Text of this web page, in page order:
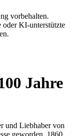
vorbehalten.
oder KI-unterstützte
Jahre
und Liebhaber von
geworden. 1860